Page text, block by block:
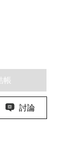
帳
討論